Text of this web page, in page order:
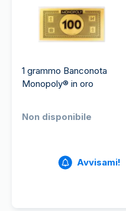
1 grammo Banconota
Monopoly® in oro
Non disponibile
Avvisami!